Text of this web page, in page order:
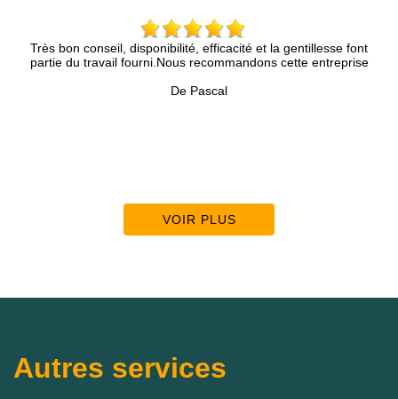
efficacité et la gentillesse font
recommandons cette entreprise
Entreprise sérieuse qui se
conseils, travail
VOIR PLUS
Autres services